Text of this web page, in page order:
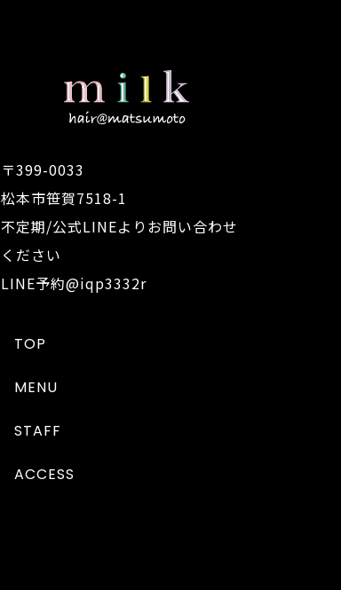
〒399-0033
松本市笹賀7518-1
不定期/公式LINEよりお問い合わせ
ください
LINE予約@iqp3332r
TOP
MENU
STAFF
ACCESS